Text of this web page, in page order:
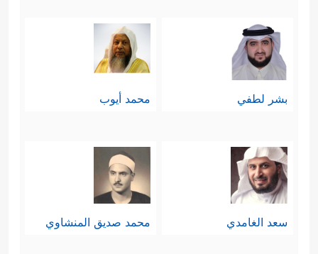
بشر لطفي محمد أيوب
سعد الغامدي محمد صديق المنشاوي